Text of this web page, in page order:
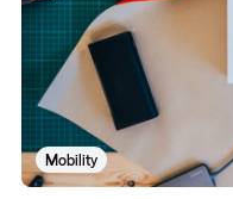
Mobility